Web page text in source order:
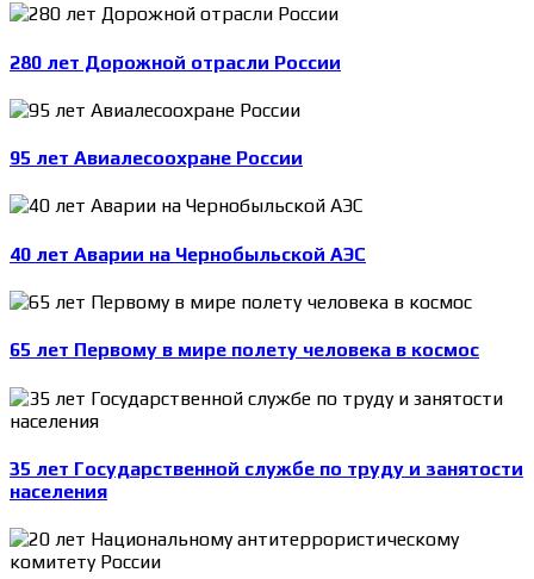
280 лет Дорожной отрасли России
95 лет Авиалесоохране России
40 лет Аварии на Чернобыльской АЭС
65 лет Первому в мире полету человека в космос
35 лет Государственной службе по труду и занятости
населения